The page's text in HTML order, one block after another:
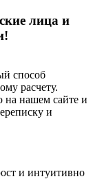
лица и
способ
расчету.
на нашем сайте и
и
и интуитивно